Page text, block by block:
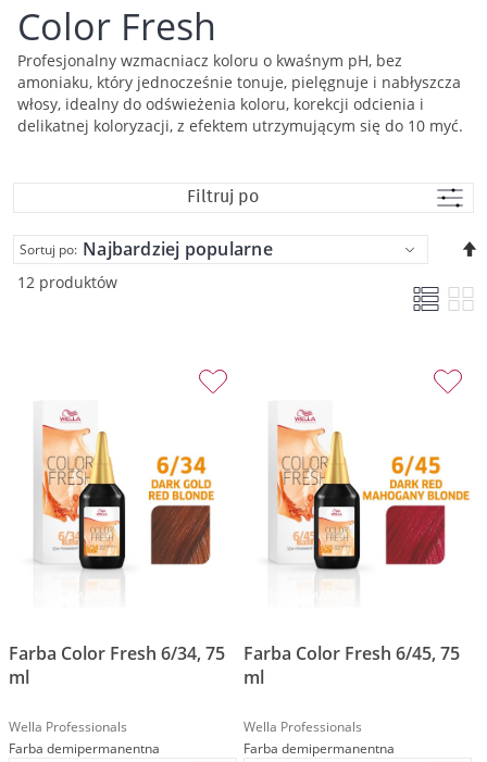
Color Fresh
Profesjonalny wzmacniacz koloru o kwaśnym pH, bez
amoniaku, który jednocześnie tonuje, pielęgnuje i nabłyszcza
włosy, idealny do odświeżenia koloru, korekcji odcienia i
delikatnej koloryzacji, z efektem utrzymującym się do 10 myć.
Filtruj po
12 produktów
Sortuj po:
Farba Color Fresh 6/34, 75
ml
Wella Professionals
Farba demipermanentna
Farba Color Fresh 6/45, 75
ml
Wella Professionals
Farba demipermanentna